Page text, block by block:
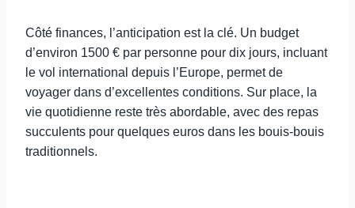
Côté finances, l’anticipation est la clé. Un budget
d’environ 1500 € par personne pour dix jours, incluant
le vol international depuis l’Europe, permet de
voyager dans d’excellentes conditions. Sur place, la
vie quotidienne reste très abordable, avec des repas
succulents pour quelques euros dans les bouis-bouis
traditionnels.